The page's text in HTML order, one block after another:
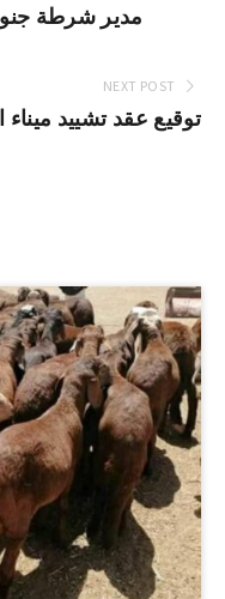
مدير شرطة
NEXT POST
توقيع عقد تشييد ميناء